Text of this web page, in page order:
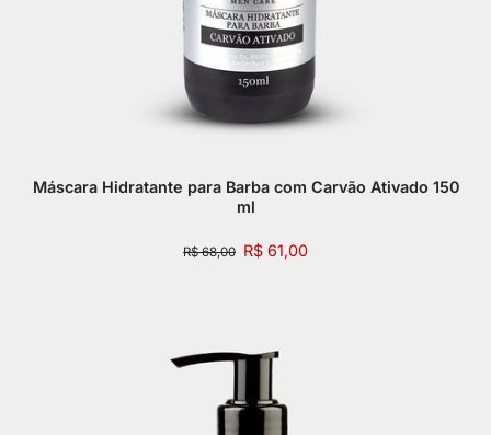
Máscara Hidratante para Barba com Carvão Ativado 150
ml
R$ 68,00 R$ 61,00